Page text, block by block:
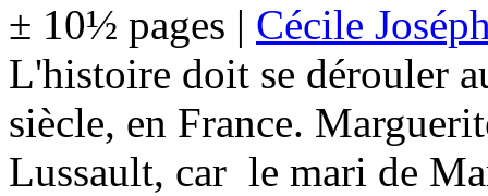
± 10½ pages | Cécile
L'histoire doit se dérouler
siècle, en France.
Lussault, car le mari de